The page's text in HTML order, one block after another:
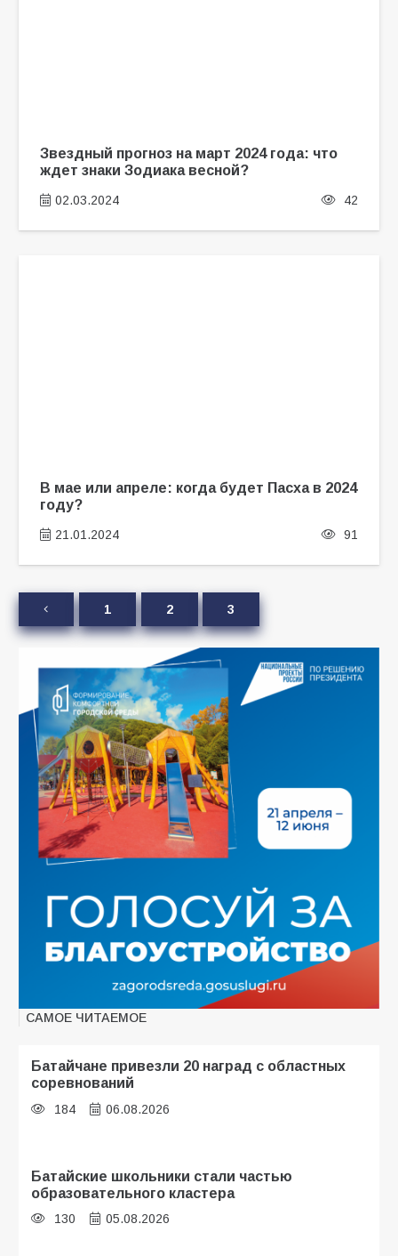
Звездный прогноз на март 2024 года: что
ждет знаки Зодиака весной?
02.03.2024 42
В мае или апреле: когда будет Пасха в 2024
году?
21.01.2024 91
1 2 3
САМОЕ ЧИТАЕМОЕ
Батайчане привезли 20 наград с областных
соревнований
184 06.08.2026
Батайские школьники стали частью
образовательного кластера
130 05.08.2026